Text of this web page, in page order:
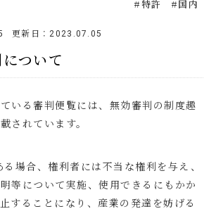
特許 国内
更新日： 2023.07.05
ついて
いる審判便覧には、無効審判の制度趣
されています。
る場合、権利者には不当な権利を与え、
等について実施、使用できるにもかか
することになり、産業の発達を妨げる